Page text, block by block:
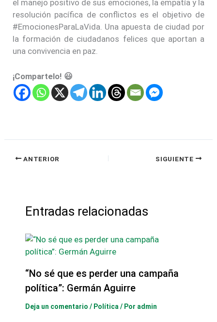
el manejo positivo de sus emociones, la empatía y la
resolución pacífica de conflictos es el objetivo de
#EmocionesParaLaVida. Una apuesta de ciudad por
la formación de ciudadanos felices que aportan a
una convivencia en paz.
¡Compartelo! 😃
ANTERIOR SIGUIENTE
Entradas relacionadas
“No sé que es perder una campaña
política”: Germán Aguirre
Deja un comentario / Política/ Por admin